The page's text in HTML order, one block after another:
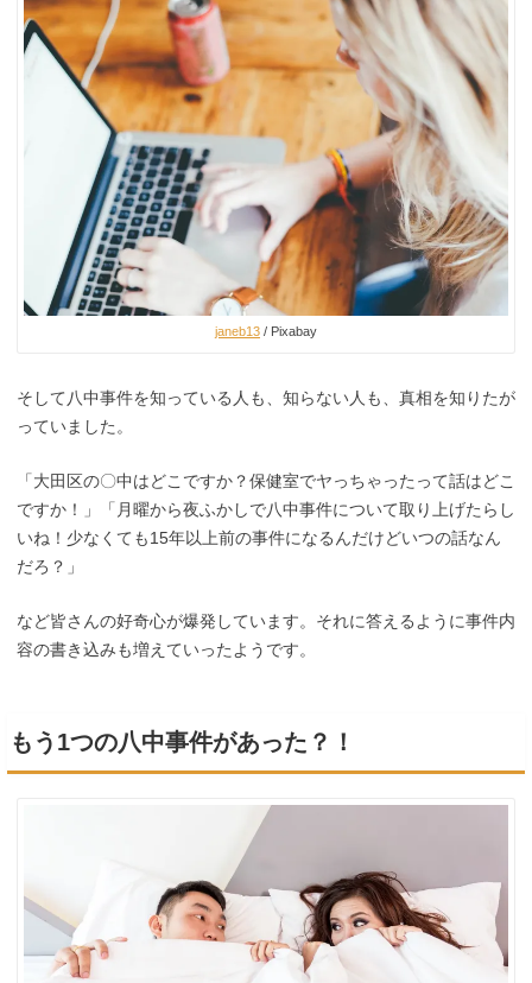
janeb13 / Pixabay
そして八中事件を知っている人も、知らない人も、真相を知りたが
っていました。
「大田区の〇中はどこですか？保健室でヤっちゃったって話はどこ
ですか！」「月曜から夜ふかしで八中事件について取り上げたらし
いね！少なくても15年以上前の事件になるんだけどいつの話なん
だろ？」
など皆さんの好奇心が爆発しています。それに答えるように事件内
容の書き込みも増えていったようです。
もう1つの八中事件があった？！